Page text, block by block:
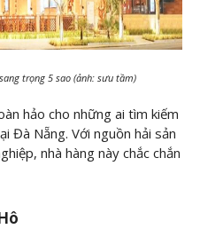
trọng 5 sao (ảnh: sưu tầm)
hảo cho những ai tìm kiếm
Đà Nẵng. Với nguồn hải sản
nhà hàng này chắc chắn